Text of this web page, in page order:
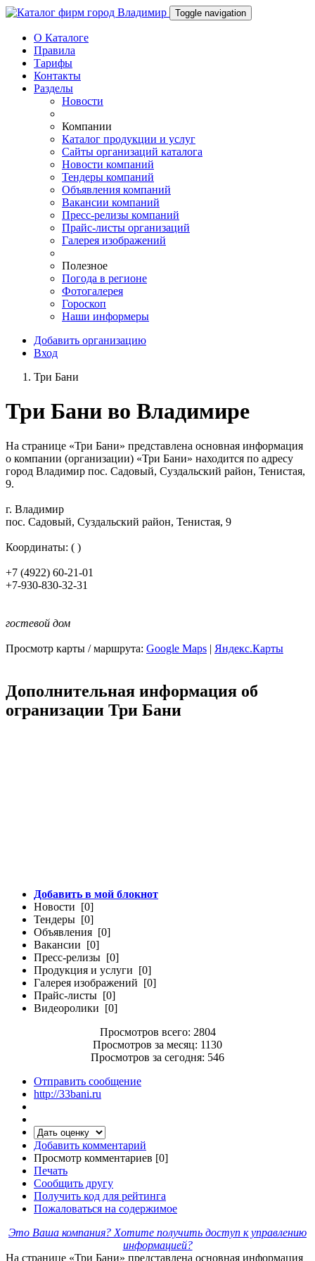
Toggle navigation
О Каталоге
Правила
Тарифы
Контакты
Разделы
Новости
Компании
Каталог продукции и услуг
Сайты организаций каталога
Новости компаний
Тендеры компаний
Объявления компаний
Вакансии компаний
Пресс-релизы компаний
Прайс-листы организаций
Галерея изображений
Полезное
Погода в регионе
Фотогалерея
Гороскоп
Наши информеры
Добавить организацию
Вход
Три Бани
Три Бани во Владимире
На странице «Три Бани» представлена основная информация
о компании (организации) «Три Бани» находится по адресу
город Владимир пос. Садовый, Суздальский район, Тенистая,
9.
г. Владимир
пос. Садовый, Суздальский район, Тенистая, 9
Координаты: ( )
+7 (4922) 60-21-01
+7-930-830-32-31
гостевой дом
Просмотр карты / маршрута: Google Maps | Яндекс.Карты
Дополнительная информация об
огранизации Три Бани
Добавить в мой блокнот
Новости [0]
Тендеры [0]
Объявления [0]
Вакансии [0]
Пресс-релизы [0]
Продукция и услуги [0]
Галерея изображений [0]
Прайс-листы [0]
Видеоролики [0]
Просмотров всего: 2804
Просмотров за месяц: 1130
Просмотров за сегодня: 546
Отправить сообщение
http://33bani.ru
Добавить комментарий
Просмотр комментариев [0]
Печать
Сообщить другу
Получить код для рейтинга
Пожаловаться на содержимое
Это Ваша компания? Хотите получить доступ к управлению
информацией?
На странице «Три Бани» представлена основная информация